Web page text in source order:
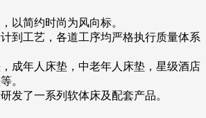
以简约时尚为风向标。
到工艺，各道工序均严格执行质量体系
成年人床垫，中老年人床垫，星级酒店
。
发了一系列软体床及配套产品。